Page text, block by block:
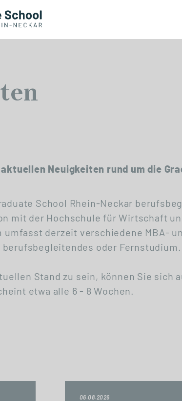
Neuigkeiten rund um die
School Rhein-Neckar
mit der Hochschule für Wirtschaft
umfasst derzeit verschiedene MBA-
oder Fernstudium.
Stand zu sein, können Sie sich
etwa alle 6 - 8 Wochen.
06.08.2026